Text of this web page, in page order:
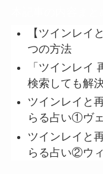
【ツインレイ
つの方法
「ツインレイ
検索しても解
ツインレイと
らる占い①ヴ
ツインレイと
らる占い②ウ